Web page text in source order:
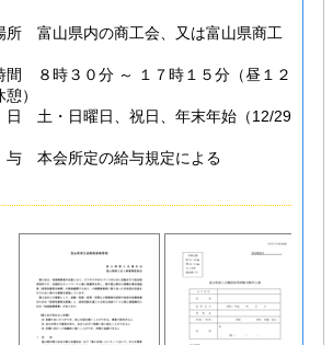
富山県内の商工会、又は富山県商工
８時３０分 ～ １７時１５分（昼１２
）
・日曜日、祝日、年末年始（12/29
会所定の給与規定による